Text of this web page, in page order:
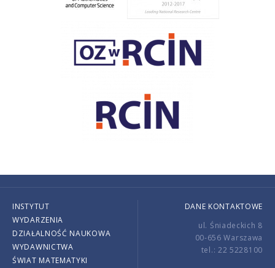
INSTYTUT
WYDARZENIA
DZIAŁALNOŚĆ NAUKOWA
WYDAWNICTWA
ŚWIAT MATEMATYKI
DANE KONTAKTOWE
ul. Śniadeckich 8
00-656 Warszawa
tel.: 22 5228100